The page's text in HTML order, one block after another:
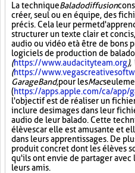
La techniqueBaladodiffusion
créer, seul ou en équipe, des
précis. Cela leur permet
structurer un texte clair et
audio ou vidéo et à être de bons
logiciels de production de
(https://www.audacityteam.org),
(https://
GarageBand,pour lesMac
(https://apps.apple.com/ca/app/
l'objectif est de réaliser un
inclure des images dans leur
audio de leur balado. Cette
élèves car elle est amusante et
dans leurs apprentissages. De
produit concret dont les élèves
qu'ils ont envie de partager
leurs amis.